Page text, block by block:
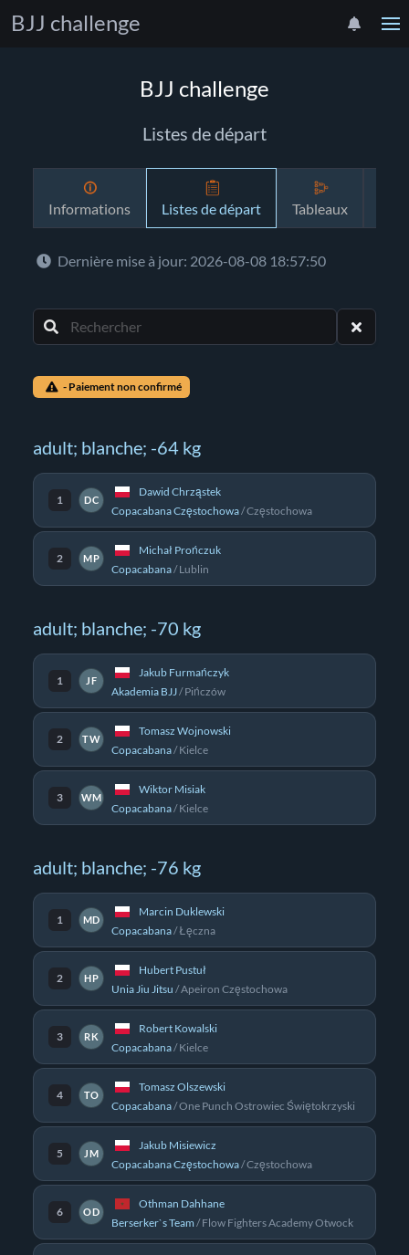
BJJ challenge
BJJ challenge
Listes de départ
Informations Listes de départ Tableaux
Dernière mise à jour: 2026-08-08 18:57:50
- Paiement non confirmé
adult; blanche; -64 kg
1 DC
Dawid Chrząstek
Copacabana Częstochowa/Częstochowa
2 MP
Michał Prończuk
Copacabana/Lublin
adult; blanche; -70 kg
1 JF
Jakub Furmańczyk
Akademia BJJ/Pińczów
2 TW
Tomasz Wojnowski
Copacabana/Kielce
3 WM
Wiktor Misiak
Copacabana/Kielce
adult; blanche; -76 kg
1 MD
Marcin Duklewski
Copacabana/Łęczna
2 HP
Hubert Pustuł
Unia Jiu Jitsu /Apeiron Częstochowa
3 RK
Robert Kowalski
Copacabana/Kielce
4 TO
Tomasz Olszewski
Copacabana/One Punch Ostrowiec Świętokrzyski
5 JM
Jakub Misiewicz
Copacabana Częstochowa/Częstochowa
6 OD
Othman Dahhane
Berserker`s Team /Flow Fighters Academy Otwock